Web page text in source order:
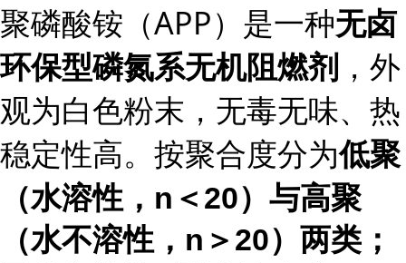
聚磷酸铵（APP）是一种无卤
环保型磷氮系无机阻燃剂 ，外
观为白色粉末，无毒无味、热
稳定性高。按聚合度分为低聚
（水溶性，n＜20） 与高聚
（水不溶性，n＞20） 两类；